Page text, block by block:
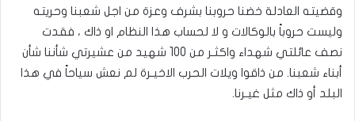
وقضيته العادلة خضنا حروبنا بشرف وعزة من اجل شعبنا وحريته
وليست حروباً بالوكالات و لا لحساب هذا النظام او ذاك ، فقدت
نصف عائلتي شهداء واكثـر من 100 شهيد من عشيرتي شأننا شأن
أبناء شعبنا. من ذاقوا ويلات الحرب الاخيـرة لم نعش سياحاً في هذا
البلد أو ذاك مثل غيـرنا.